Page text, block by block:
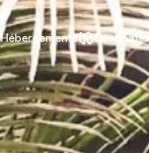
Hébergements